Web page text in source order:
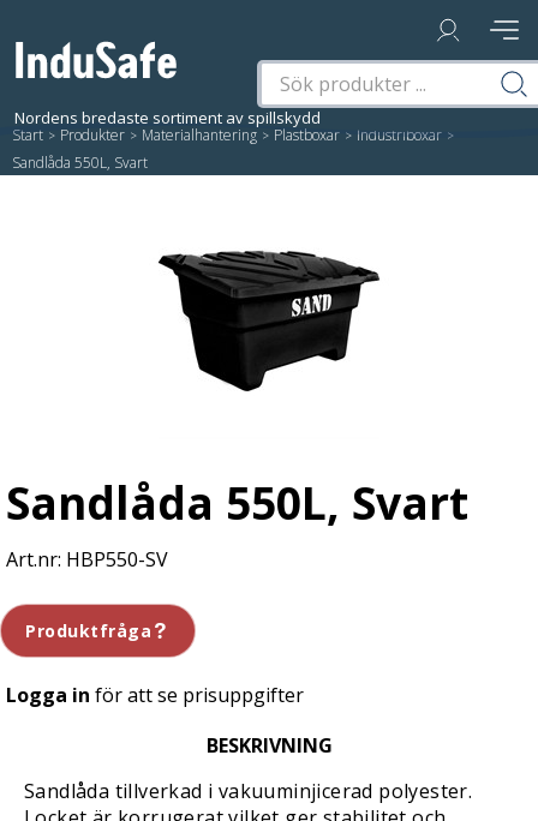
Start / Produkter / Materialhantering / Plastboxar / Industriboxar /
Sandlåda 550L, Svart
Sandlåda 550L, Svart
HBP550-SV
Produktfråga
Logga in för att se prisuppgifter
BESKRIVNING
Sandlåda tillverkad i vakuuminjicerad polyester.